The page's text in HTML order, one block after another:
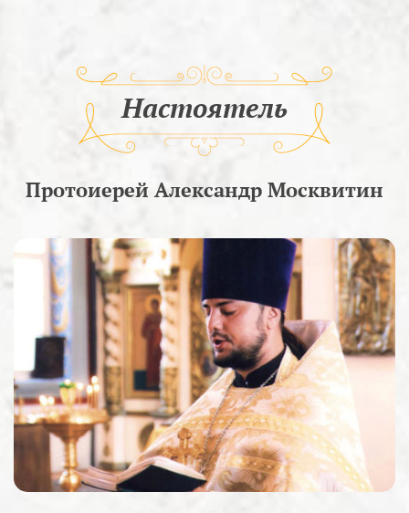
Настоятель
Протоиерей Александр Москвитин